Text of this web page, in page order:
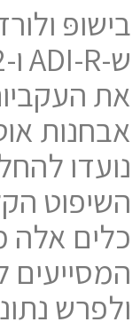
בישופּ
את
אבחנות
נועדו
השיפוט
כלים אלה
המסייעים
ולפרש